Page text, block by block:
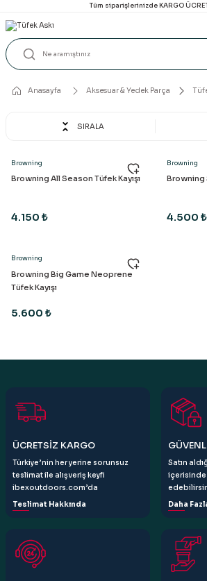
Tüm siparişlerinizde KARGO
Anasayfa Aksesuar & Yedek Parça
SIRALA
Browning
Browning All Season Tüfek Kayışı
4.150 ₺
Browning
Browning
4.500 ₺
Browning
Browning Big Game Neoprene
Tüfek Kayışı
5.600 ₺
ÜCRETSİZ KARGO
Türkiye’nin her yerine sorunsuz
teslimat ile alışveriş keyfi
ibexoutdoors.com’da
Teslimat Hakkında
Satın
içerisinde
Daha